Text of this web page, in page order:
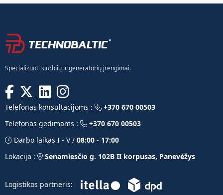
Specializuoti siurblių ir generatorių įrengimai.
Telefonas konsultacijoms :
+370 670 00503
Telefonas gedimams :
+370 670 00503
Darbo laikas I - V / 08:00 - 17:00
Lokacija :
Senamiesčio g. 102B II korpusas, Panevėžys
Logistikos partneris: